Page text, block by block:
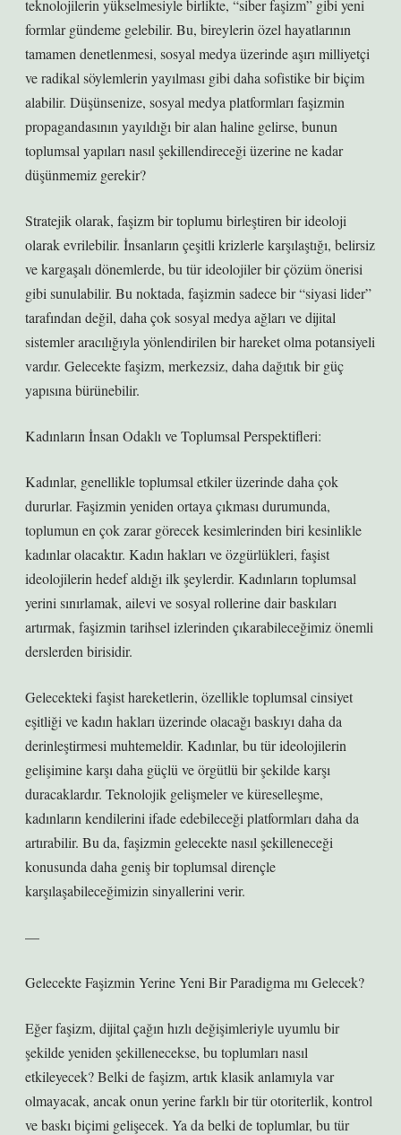
teknolojilerin yükselmesiyle birlikte, “siber faşizm” gibi yeni
formlar gündeme gelebilir. Bu, bireylerin özel hayatlarının
tamamen denetlenmesi, sosyal medya üzerinde aşırı milliyetçi
ve radikal söylemlerin yayılması gibi daha sofistike bir biçim
alabilir. Düşünsenize, sosyal medya platformları faşizmin
propagandasının yayıldığı bir alan haline gelirse, bunun
toplumsal yapıları nasıl şekillendireceği üzerine ne kadar
düşünmemiz gerekir?
Stratejik olarak, faşizm bir toplumu birleştiren bir ideoloji
olarak evrilebilir. İnsanların çeşitli krizlerle karşılaştığı, belirsiz
ve kargaşalı dönemlerde, bu tür ideolojiler bir çözüm önerisi
gibi sunulabilir. Bu noktada, faşizmin sadece bir “siyasi lider”
tarafından değil, daha çok sosyal medya ağları ve dijital
sistemler aracılığıyla yönlendirilen bir hareket olma potansiyeli
vardır. Gelecekte faşizm, merkezsiz, daha dağıtık bir güç
yapısına bürünebilir.
Kadınların İnsan Odaklı ve Toplumsal Perspektifleri:
Kadınlar, genellikle toplumsal etkiler üzerinde daha çok
dururlar. Faşizmin yeniden ortaya çıkması durumunda,
toplumun en çok zarar görecek kesimlerinden biri kesinlikle
kadınlar olacaktır. Kadın hakları ve özgürlükleri, faşist
ideolojilerin hedef aldığı ilk şeylerdir. Kadınların toplumsal
yerini sınırlamak, ailevi ve sosyal rollerine dair baskıları
artırmak, faşizmin tarihsel izlerinden çıkarabileceğimiz önemli
derslerden birisidir.
Gelecekteki faşist hareketlerin, özellikle toplumsal cinsiyet
eşitliği ve kadın hakları üzerinde olacağı baskıyı daha da
derinleştirmesi muhtemeldir. Kadınlar, bu tür ideolojilerin
gelişimine karşı daha güçlü ve örgütlü bir şekilde karşı
duracaklardır. Teknolojik gelişmeler ve küreselleşme,
kadınların kendilerini ifade edebileceği platformları daha da
artırabilir. Bu da, faşizmin gelecekte nasıl şekilleneceği
konusunda daha geniş bir toplumsal dirençle
karşılaşabileceğimizin sinyallerini verir.
—
Gelecekte Faşizmin Yerine Yeni Bir Paradigma mı Gelecek?
Eğer faşizm, dijital çağın hızlı değişimleriyle uyumlu bir
şekilde yeniden şekillenecekse, bu toplumları nasıl
etkileyecek? Belki de faşizm, artık klasik anlamıyla var
olmayacak, ancak onun yerine farklı bir tür otoriterlik, kontrol
ve baskı biçimi gelişecek. Ya da belki de toplumlar, bu tür